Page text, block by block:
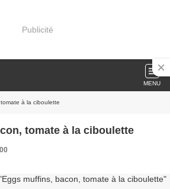
Publicité
MENU
à la ciboulette
tomate à la ciboulette